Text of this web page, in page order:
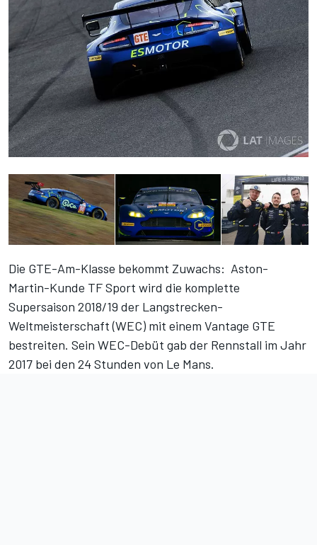
Die GTE-Am-Klasse bekommt Zuwachs: Aston-
Martin-Kunde TF Sport wird die komplette
Supersaison 2018/19 der Langstrecken-
Weltmeisterschaft (WEC) mit einem Vantage GTE
bestreiten. Sein WEC-Debüt gab der Rennstall im Jahr
2017 bei den 24 Stunden von Le Mans.